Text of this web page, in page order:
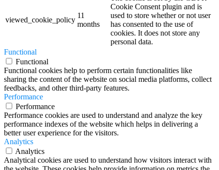
viewed_cookie_policy
11
months
Cookie Consent plugin and is
used to store whether or not user
has consented to the use of
cookies. It does not store any
personal data.
Functional
Functional
Functional cookies help to perform certain functionalities like
sharing the content of the website on social media platforms, collect
feedbacks, and other third-party features.
Performance
Performance
Performance cookies are used to understand and analyze the key
performance indexes of the website which helps in delivering a
better user experience for the visitors.
Analytics
Analytics
Analytical cookies are used to understand how visitors interact with